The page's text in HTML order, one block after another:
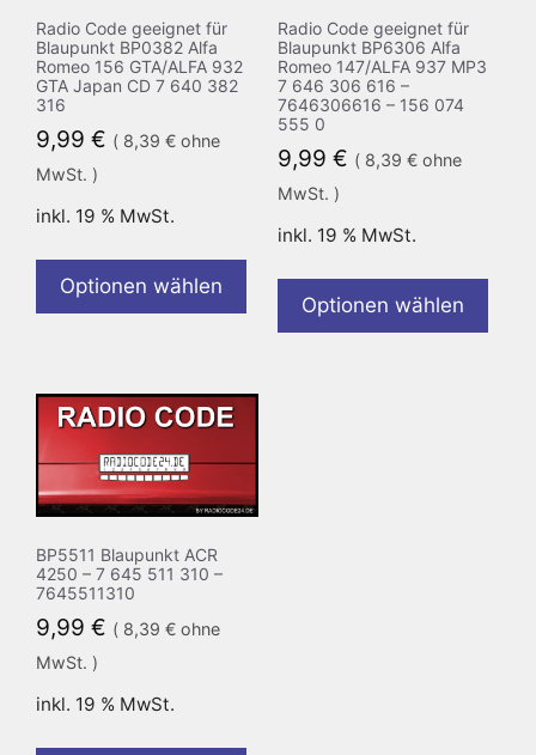
Radio Code geeignet für
Blaupunkt BP0382 Alfa
Romeo 156 GTA/ALFA 932
GTA Japan CD 7 640 382
316
9,99 € ( 8,39 € ohne
MwSt. )
inkl. 19 % MwSt.
Optionen wählen
Radio Code geeignet für
Blaupunkt BP6306 Alfa
Romeo 147/ALFA 937 MP3
7 646 306 616 –
7646306616 – 156 074
555 0
9,99 € ( 8,39 €ohne
MwSt. )
inkl. 19 % MwSt.
Optionen wählen
BP5511 Blaupunkt ACR
4250 – 7 645 511 310 –
7645511310
9,99 € ( 8,39 € ohne
MwSt. )
inkl. 19 % MwSt.